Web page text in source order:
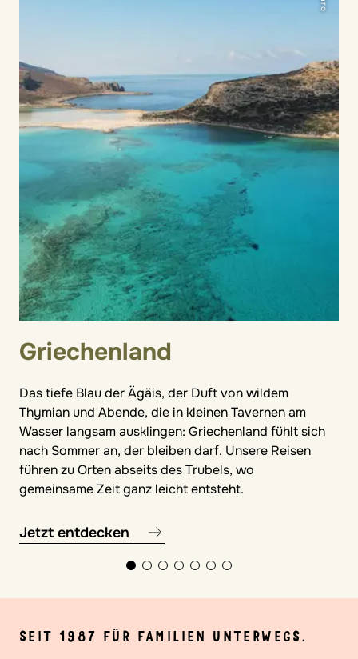
Griechenland
Das tiefe Blau der Ägäis, der Duft von wildem
Thymian und Abende, die in kleinen Tavernen am
Wasser langsam ausklingen: Griechenland fühlt sich
nach Sommer an, der bleiben darf. Unsere Reisen
führen zu Orten abseits des Trubels, wo
gemeinsame Zeit ganz leicht entsteht.
Jetzt entdecken
SEIT 1987 FÜR FAMILIEN UNTERWEGS.